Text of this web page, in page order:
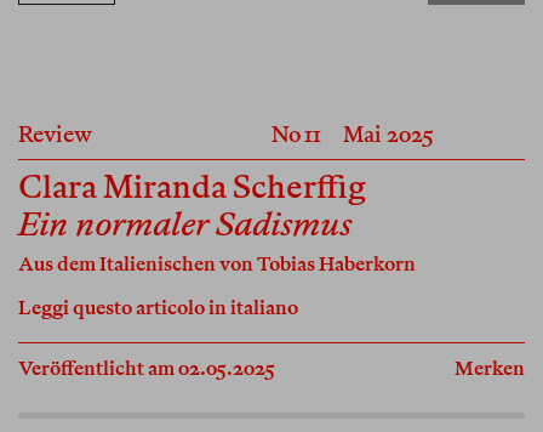
Review No 11 Mai 2025
Clara Miranda Scherffig
Ein normaler Sadismus
Aus dem Italienischen vonTobias Haberkorn
Leggi questo articolo in italiano
Veröffentlicht am 02.05.2025 Merken